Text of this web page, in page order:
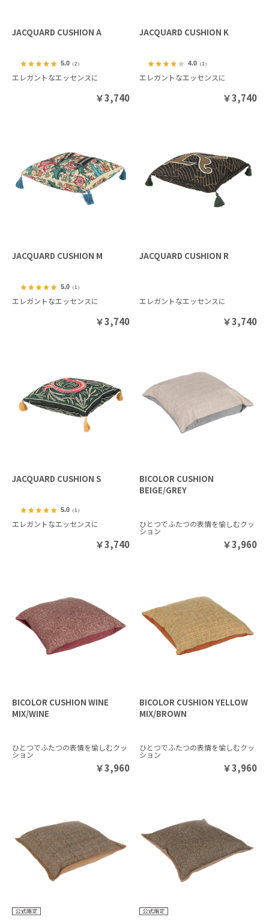
JACQUARD CUSHION A
5.0（2）
エレガントなエッセンスに
￥3,740
JACQUARD CUSHION K
4.0 （1）
エレガントなエッセンスに
￥3,740
JACQUARD CUSHION M
5.0（1）
エレガントなエッセンスに
￥3,740
JACQUARD CUSHION R
エレガントなエッセンスに
￥3,740
JACQUARD CUSHION S
5.0（1）
エレガントなエッセンスに
￥3,740
BICOLOR CUSHION
BEIGE/GREY
ひとつでふたつの表情を愉しむクッ
ション
￥3,960
BICOLOR CUSHION WINE
MIX/WINE
ひとつでふたつの表情を愉しむクッ
ション
￥3,960
BICOLOR CUSHION YELLOW
MIX/BROWN
ひとつでふたつの表情を愉しむクッ
ション
￥3,960